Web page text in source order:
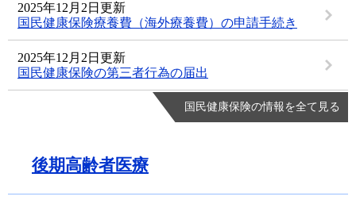
2025年12月2日更新
国民健康保険療養費（海外療養費）の申請手続き
2025年12月2日更新
国民健康保険の第三者行為の届出
国民健康保険の情報を全て見る
後期高齢者医療